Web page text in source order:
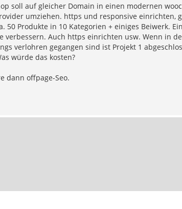
soll auf gleicher Domain in einen modernen
umziehen. https und responsive einrichten,
50 Produkte in 10 Kategorien + einiges Beiwerk.
verbessern. Auch https einrichten usw. Wenn in
verlohren gegangen sind ist Projekt 1
würde das kosten?
dann offpage-Seo.